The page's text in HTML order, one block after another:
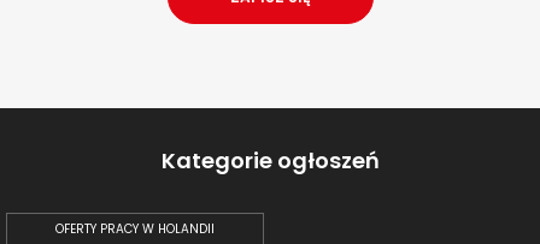
Kategorie ogłoszeń
OFERTY PRACY W HOLANDII